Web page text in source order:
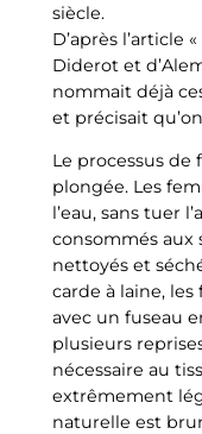
siècle.
D’après l’article
Diderot et
nommait déjà
et précisait
Le processus
plongée. Les
l’eau, sans tuer
consommés aux
nettoyés et
carde à laine,
avec un fuseau
plusieurs
nécessaire au
extrêmement
naturelle est